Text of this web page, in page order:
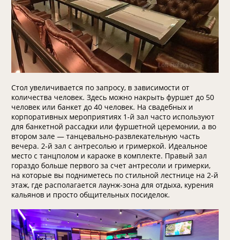
Стол увеличивается по запросу, в зависимости от
количества человек. Здесь можно накрыть фуршет до 50
человек или банкет до 40 человек. На свадебных и
корпоративных мероприятиях 1-й зал часто используют
для банкетной рассадки или фуршетной церемонии, а во
втором зале — танцевально-развлекательную часть
вечера. 2-й зал с антресолью и гримеркой. Идеальное
место с танцполом и караоке в комплекте. Правый зал
гораздо больше первого за счет антресоли и гримерки,
на которые вы подниметесь по стильной лестнице на 2-й
этаж, где располагается лаунж-зона для отдыха, курения
кальянов и просто общительных посиделок.